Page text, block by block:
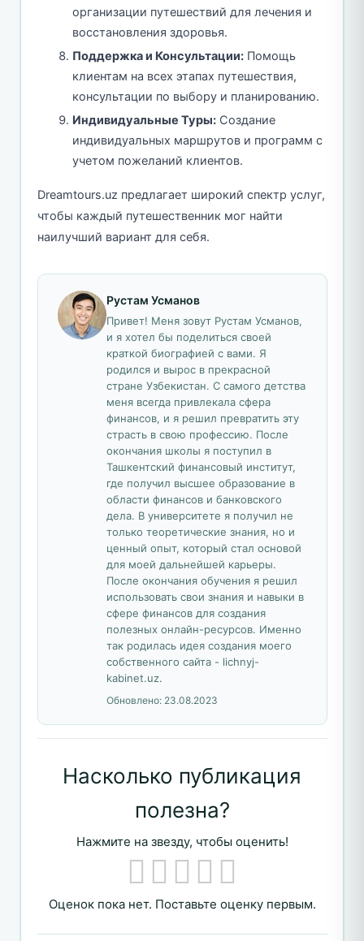
организации путешествий для лечения и
восстановления здоровья.
Поддержка и Консультации: Помощь
клиентам на всех этапах путешествия,
консультации по выбору и планированию.
Индивидуальные Туры: Создание
индивидуальных маршрутов и программ с
учетом пожеланий клиентов.
Dreamtours.uz предлагает широкий спектр услуг,
чтобы каждый путешественник мог найти
наилучший вариант для себя.
Рустам Усманов
Привет! Меня зовут Рустам Усманов,
и я хотел бы поделиться своей
краткой биографией с вами. Я
родился и вырос в прекрасной
стране Узбекистан. С самого детства
меня всегда привлекала сфера
финансов, и я решил превратить эту
страсть в свою профессию. После
окончания школы я поступил в
Ташкентский финансовый институт,
где получил высшее образование в
области финансов и банковского
дела. В университете я получил не
только теоретические знания, но и
ценный опыт, который стал основой
для моей дальнейшей карьеры.
После окончания обучения я решил
использовать свои знания и навыки в
сфере финансов для создания
полезных онлайн-ресурсов. Именно
так родилась идея создания моего
собственного сайта - lichnyj-
kabinet.uz.
Обновлено: 23.08.2023
Насколько публикация
полезна?
Нажмите на звезду, чтобы оценить!
Оценок пока нет. Поставьте оценку первым.